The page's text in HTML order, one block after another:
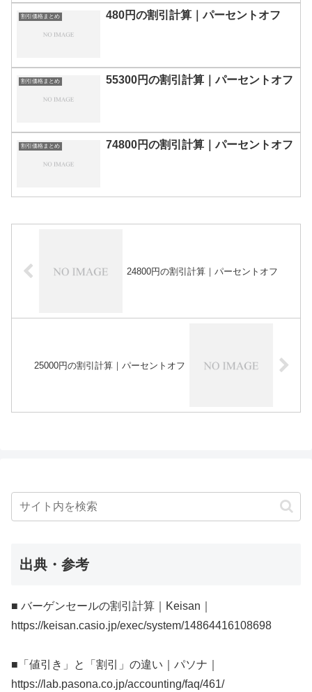
割引価格まとめ 480円の割引計算｜パーセントオフ
割引価格まとめ 55300円の割引計算｜パーセントオフ
割引価格まとめ 74800円の割引計算｜パーセントオフ
24800円の割引計算｜パーセントオフ
25000円の割引計算｜パーセントオフ
出典・参考
■ バーゲンセールの割引計算｜Keisan｜
https://keisan.casio.jp/exec/system/14864416108698
■「値引き」と「割引」の違い｜パソナ｜
https://lab.pasona.co.jp/accounting/faq/461/